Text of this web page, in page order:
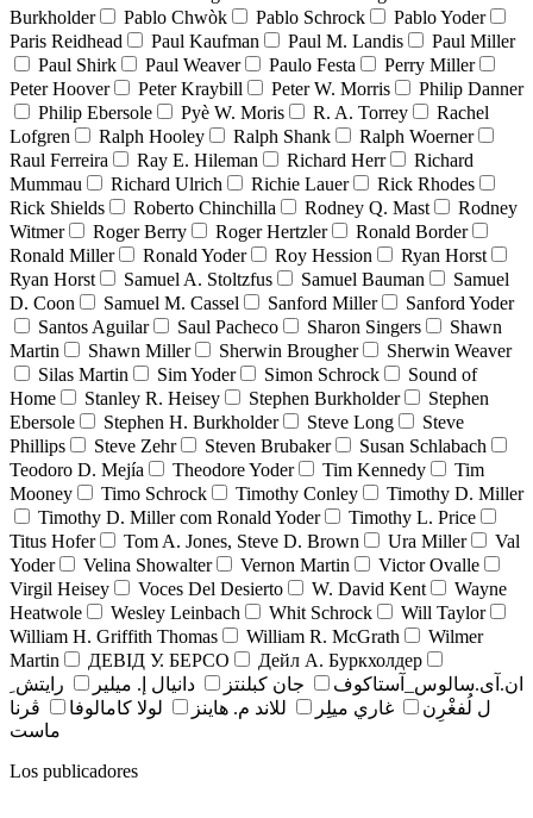
Burkholder
Pablo Chwòk Pablo Schrock
Pablo Yoder
Paris Reidhead
Paul Kaufman Paul M. Landis
Paul Miller
Paul Shirk
Paul Weaver Paulo Festa
Perry Miller
Peter Hoover
Peter Kraybill Peter W. Morris
Philip Danner
Philip Ebersole
Pyè W. Moris R. A. Torrey
Rachel
Lofgren
Ralph Hooley Ralph Shank
Ralph Woerner
Raul Ferreira
Ray E. Hileman Richard Herr
Richard
Mummau
Richard Ulrich Richie Lauer
Rick Rhodes
Rick Shields
Roberto Chinchilla Rodney Q. Mast
Rodney
Witmer
Roger Berry Roger Hertzler
Ronald Border
Ronald Miller
Ronald Yoder Roy Hession
Ryan Horst
Ryan Horst
Samuel A. Stoltzfus Samuel Bauman
Samuel
D. Coon
Samuel M. Cassel Sanford Miller
Sanford Yoder
Santos Aguilar
Saul Pacheco Sharon Singers
Shawn
Martin
Shawn Miller Sherwin Brougher
Sherwin Weaver
Silas Martin
Sim Yoder Simon Schrock
Sound of
Home
Stanley R. Heisey Stephen Burkholder
Stephen
Ebersole
Stephen H. Burkholder Steve Long
Steve
Phillips
Steve Zehr Steven Brubaker
Susan Schlabach
Teodoro D. Mejía
Theodore Yoder Tim Kennedy
Tim
Mooney
Timo Schrock Timothy Conley
Timothy D. Miller
Timothy D. Miller com Ronald Yoder
Timothy L. Price
Titus Hofer
Tom A. Jones, Steve D. Brown Ura Miller
Val
Yoder
Velina Showalter Vernon Martin
Victor Ovalle
Virgil Heisey
Voces Del Desierto W. David Kent
Wayne
Heatwole
Wesley Leinbach Whit Schrock
Will Taylor
William H. Griffith Thomas
William R. McGrath
Wilmer
Martin
ДЕВІД У. БЕРСО
Дейл А. Буркхолдер
ان.آی.سالوس_آستاکوف
جان کبلنتز دانيال إ. ميلير
رايتش ِ
ل لُفغْرِن
غاري ميلِر للاند م. هاينز لولا كامالوفا
ڤرنا
ماست
Los publicadores